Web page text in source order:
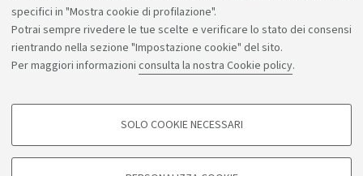
specifici in "Mostra cookie di profilazione".
Potrai sempre rivedere le tue scelte e verificare lo stato dei consensi
rientrando nella sezione "Impostazione cookie" del sito.
Per maggiori informazioni consulta la nostra Cookie policy.
COOKIE DI PROFILAZIONE - FACOLTATIVI
SOLO COOKIE NECESSARI
Seguici su: